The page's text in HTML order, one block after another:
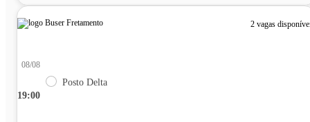
2 vagas
19:00
08/08
Posto Delta